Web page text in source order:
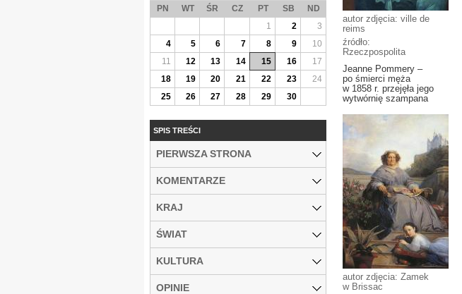
autor zdjęcia: ville de
reims
źródło:
Rzeczpospolita
Jeanne Pommery –
po śmierci męża
w 1858 r. przejęła jego
wytwórnię szampana
autor zdjęcia: Zamek
w Brissac
PN WT ŚR CZ PT SB
ND
1
2
3
4
5 6 7 8 9
10
11
12 13 14 15 16
17
18
19 20 21 22 23
24
25
26 27 28 29 30
SPIS TREŚCI
PIERWSZA STRONA
KOMENTARZE
KRAJ
ŚWIAT
KULTURA
OPINIE